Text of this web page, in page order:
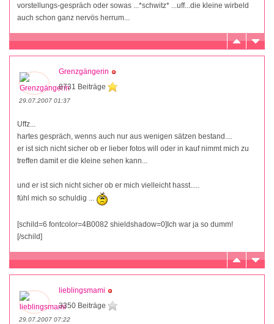
vorstellungs-gespräch oder sowas ...*schwitz* ...uff...die kleine wirbeld
auch schon ganz nervös herrum...
Grenzgängerin
8731 Beiträge
29.07.2007 01:37
Uffz...
hartes gespräch, wenns auch nur aus wenigen sätzen bestand....
er ist sich nicht sicher ob er lieber fotos will oder in kauf nimmt mich zu
treffen damit er die kleine sehen kann...
und er ist sich nicht sicher ob er mich vielleicht hasst.....
fühl mich so schuldig ...
[schild=6 fontcolor=4B0082 shieldshadow=0]Ich war ja so dumm!
[/schild]
lieblingsmami
3350 Beiträge
29.07.2007 07:22